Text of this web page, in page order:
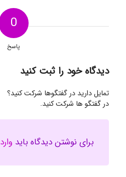
0
پاسخ
دیدگاه خود را ثبت کنید
تمایل دارید در گفتگوها شرکت کنید؟
در گفتگو ها شرکت کنید.
برای نوشتن دیدگاه باید وارد